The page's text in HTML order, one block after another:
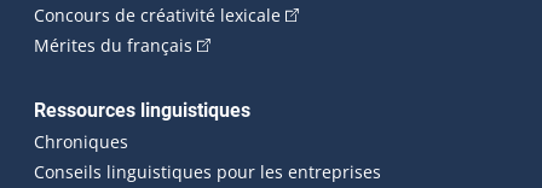
Concours de créativité lexicale(Cet hyperlien externe
Mérites du français (Cet hyperlien externe s'ouvrira dans une
Ressources linguistiques
Chroniques
Conseils linguistiques pour les entreprises